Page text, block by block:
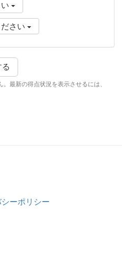
さい
最新の得点状況を表示させるには、
ーポリシー